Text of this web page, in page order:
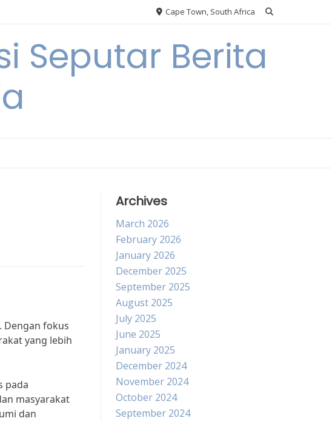
Cape Town, South Africa
Seputar Berita
Dengan fokus
yang lebih
pada
masyarakat
dan
Archives
March 2026
February 2026
January 2026
December 2025
September 2025
August 2025
July 2025
June 2025
January 2025
December 2024
November 2024
October 2024
September 2024